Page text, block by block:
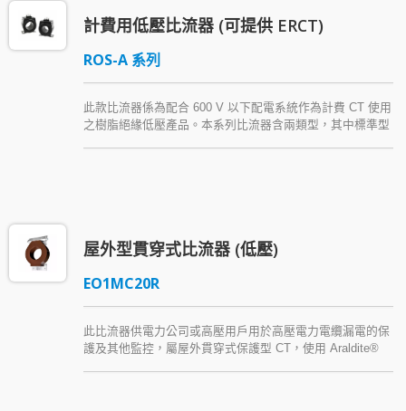
計費用低壓比流器 (可提供 ERCT)
ROS-A 系列
此款比流器係為配合 600 V 以下配電系統作為計費 CT 使用
之樹脂絕緣低壓產品。本系列比流器含兩類型，其中標準型
屋外型貫穿式比流器 (低壓)
EO1MC20R
此比流器供電力公司或高壓用戶用於高壓電力電纜漏電的保
護及其他監控，屬屋外貫穿式保護型 CT，使用 Araldite®